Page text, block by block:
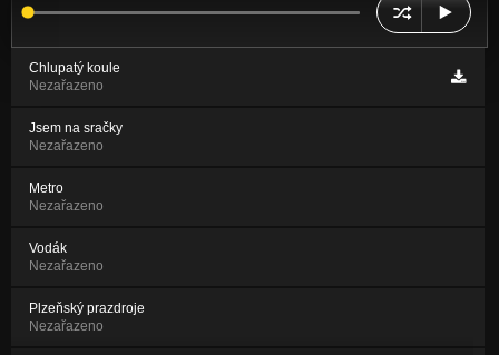
Chlupatý koule
Nezařazeno
Jsem na sračky
Nezařazeno
Metro
Nezařazeno
Vodák
Nezařazeno
Plzeňský prazdroje
Nezařazeno